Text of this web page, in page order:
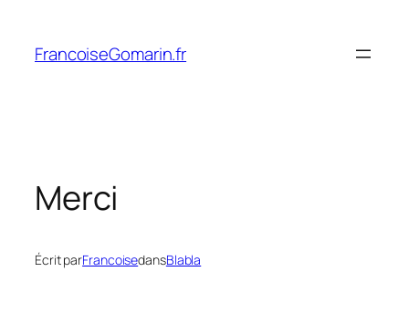
contenu
FrancoiseGomarin.fr
Merci
Écrit parFrancoisedansBlabla